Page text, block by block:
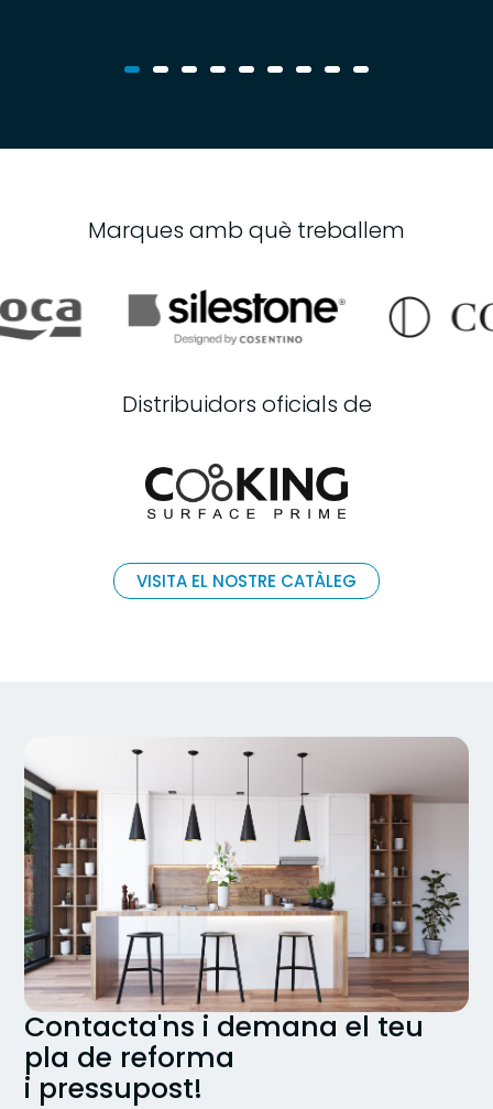
Marques amb què treballem
Distribuidors oficials de
VISITA EL NOSTRE CATÀLEG
Contacta'ns i demana el teu
pla de reforma
i pressupost!